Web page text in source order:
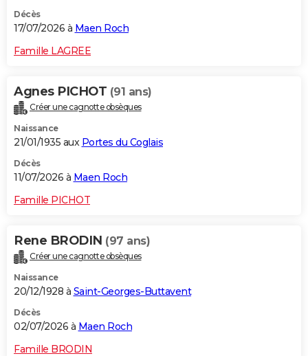
S'inscrire
Se connecter
Lycées
Collèges
Primaires
Universités
Entreprises
Service militaire
Avis de recherche
AVIS DE DÉCÈS
FORUM
Décès
17/07/2026 à Maen Roch
Famille LAGREE
Agnes PICHOT (91 ans)
Créer une cagnotte obsèques
Naissance
21/01/1935 aux Portes du Coglais
Décès
11/07/2026 à Maen Roch
Famille PICHOT
Rene BRODIN (97 ans)
Créer une cagnotte obsèques
Naissance
20/12/1928 à Saint-Georges-Buttavent
Décès
02/07/2026 à Maen Roch
Famille BRODIN